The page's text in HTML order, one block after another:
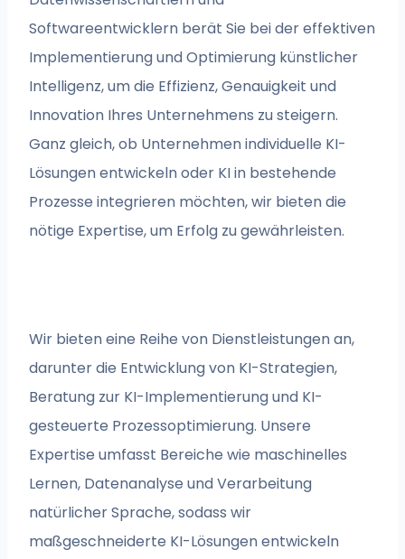
Softwareentwicklern berät Sie bei der effektiven
Implementierung und Optimierung künstlicher
Intelligenz, um die Effizienz, Genauigkeit und
Innovation Ihres Unternehmens zu steigern.
Ganz gleich, ob Unternehmen individuelle KI-
Lösungen entwickeln oder KI in bestehende
Prozesse integrieren möchten, wir bieten die
nötige Expertise, um Erfolg zu gewährleisten.
Wir bieten eine Reihe von Dienstleistungen an,
darunter die Entwicklung von KI-Strategien,
Beratung zur KI-Implementierung und KI-
gesteuerte Prozessoptimierung. Unsere
Expertise umfasst Bereiche wie maschinelles
Lernen, Datenanalyse und Verarbeitung
natürlicher Sprache, sodass wir
maßgeschneiderte KI-Lösungen entwickeln